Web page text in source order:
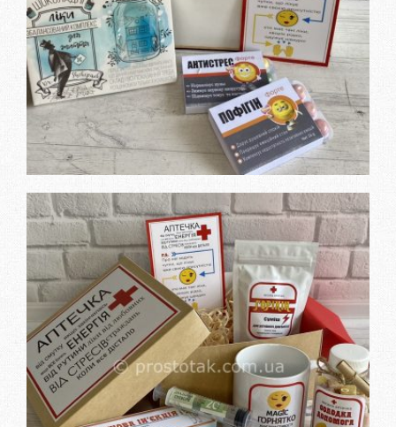
Дізнатися вартість та
замовити